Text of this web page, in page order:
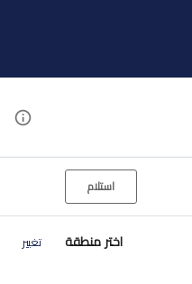
استلام
اختر منطقة تغيير